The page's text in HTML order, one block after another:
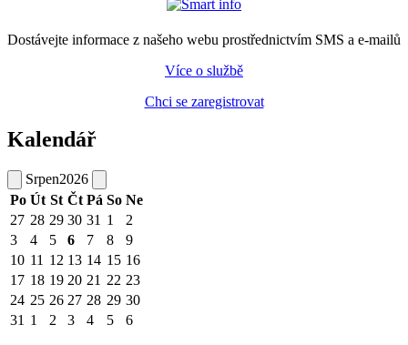
Dostávejte informace z našeho webu prostřednictvím SMS a e-mailů
Více o službě
Chci se zaregistrovat
Kalendář
Srpen2026
Po Út St Čt Pá So Ne
27 28 29 30 31 1
2
3
4 5 6 7 8
9
10 11 12 13 14 15 16
17 18 19 20 21 22 23
24 25 26 27 28 29 30
31 1 2 3 4 5 6